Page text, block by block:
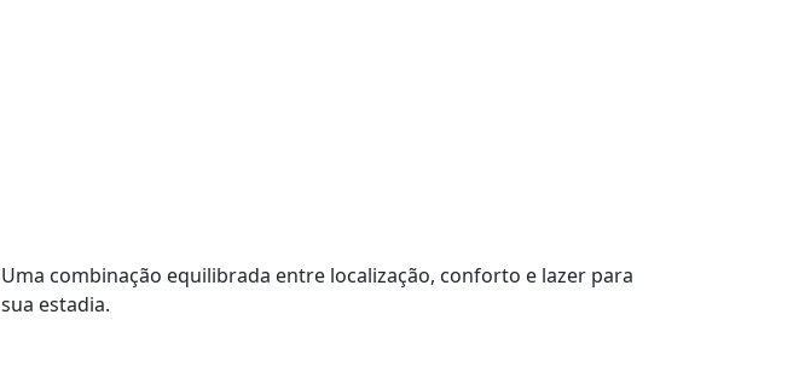
Uma combinação equilibrada entre localização, conforto e lazer para
sua estadia.